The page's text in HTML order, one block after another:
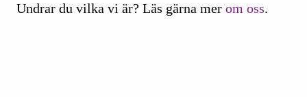
Undrar du vilka vi är? Läs gärna mer om oss.